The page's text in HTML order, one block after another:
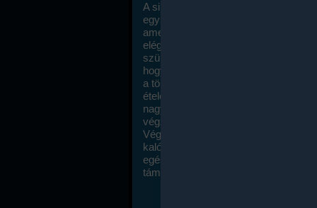
A sikeres fogyás titka valójában igen
egyszerű: égess több energiát, mint
amennyit beviszel. Természetesen
elég nagy fegyelemre és akaraterőre
szükség, de meglepődve fogod
hogy a kalóriaszámolás mennyire
a többi diétához képest. Itt nincsenek
ételek és a megengedett kalóriabevitelt
nagymértékben növelheted ha
végzel.
Végül, de nem utolsó sorban, a
kalóriaszámolás módszerét a legtöbb
egészségügyi szakorvos ajánlja és
támogatja.